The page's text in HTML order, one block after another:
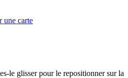
une carte
le glisser pour le repositionner sur la